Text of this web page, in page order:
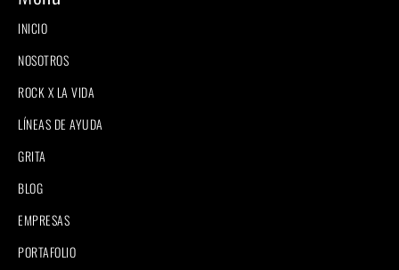
INICIO
NOSOTROS
ROCK X LA VIDA
LÍNEAS DE AYUDA
GRITA
BLOG
EMPRESAS
PORTAFOLIO